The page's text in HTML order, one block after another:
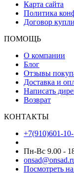
Карта сайта
Политика
Договор
ПОМОЩЬ
О компании
Блог
Отзывы
Доставка и
Написать
Возврат
КОНТАКТЫ
+7(910)601-
Пн-Вс 9.00 -
Посмотреть